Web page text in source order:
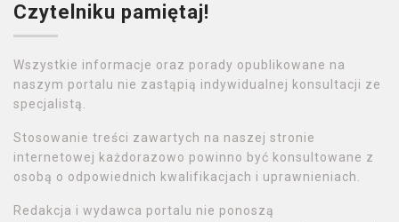
Czytelniku pamiętaj!
Wszystkie informacje oraz porady opublikowane na
naszym portalu nie zastąpią indywidualnej konsultacji ze
specjalistą.
Stosowanie treści zawartych na naszej stronie
internetowej każdorazowo powinno być konsultowane z
osobą o odpowiednich kwalifikacjach i uprawnieniach.
Redakcja i wydawca portalu nie ponoszą